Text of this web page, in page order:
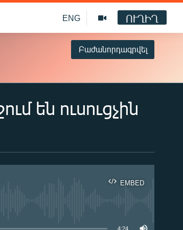
ENG ՈՒՂԻՂ
Բաժանորդագրվել
են ուսուցչին
EMBED
4:24